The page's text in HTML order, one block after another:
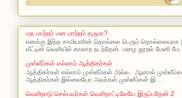
மத மாற்றம் மன மாற்றம் தருமா?
எனக்கு இந்த சாமியாரின் தொல்லை பெரும்
வீட்டின் வெளியில் காலாற நடந்தேன். மழை தூறல் மேனி
முஸ்லீம்கள் எல்லாம் ஆத்திகர்கள்
ஆத்திகர்கள் எல்லாம் முஸ்லீம்கள் அல்ல. ஆனால்
ஆத்திகர்கள் இல்லையோ அவர்கள் முஸ்லீம்கள் இ...
வெளிநாடு செல்பவர்கள் வெளிநாட்டிலேயே இருப்பதேன் 2